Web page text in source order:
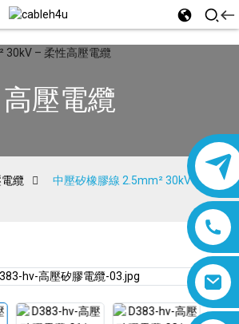
高壓電纜
纜
中壓矽橡膠線 2.5mm² 30kV – 柔性